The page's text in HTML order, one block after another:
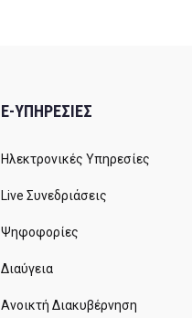
E-ΥΠΗΡΕΣΙΕΣ
Ηλεκτρονικές Υπηρεσίες
Live Συνεδριάσεις
Ψηφοφορίες
Διαύγεια
Ανοικτή Διακυβέρνηση